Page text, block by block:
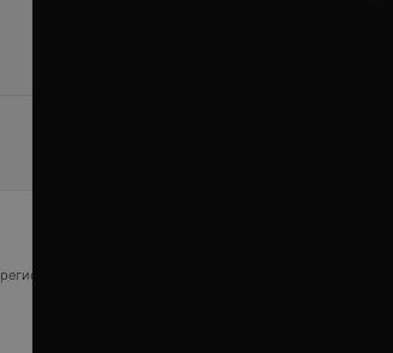
регистрирующий орган - Минский горисполком